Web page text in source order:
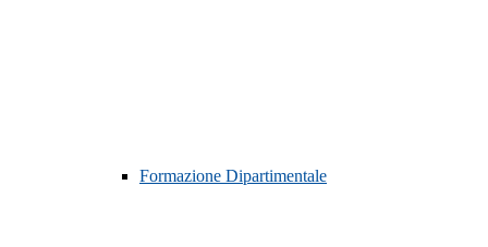
Formazione Dipartimentale